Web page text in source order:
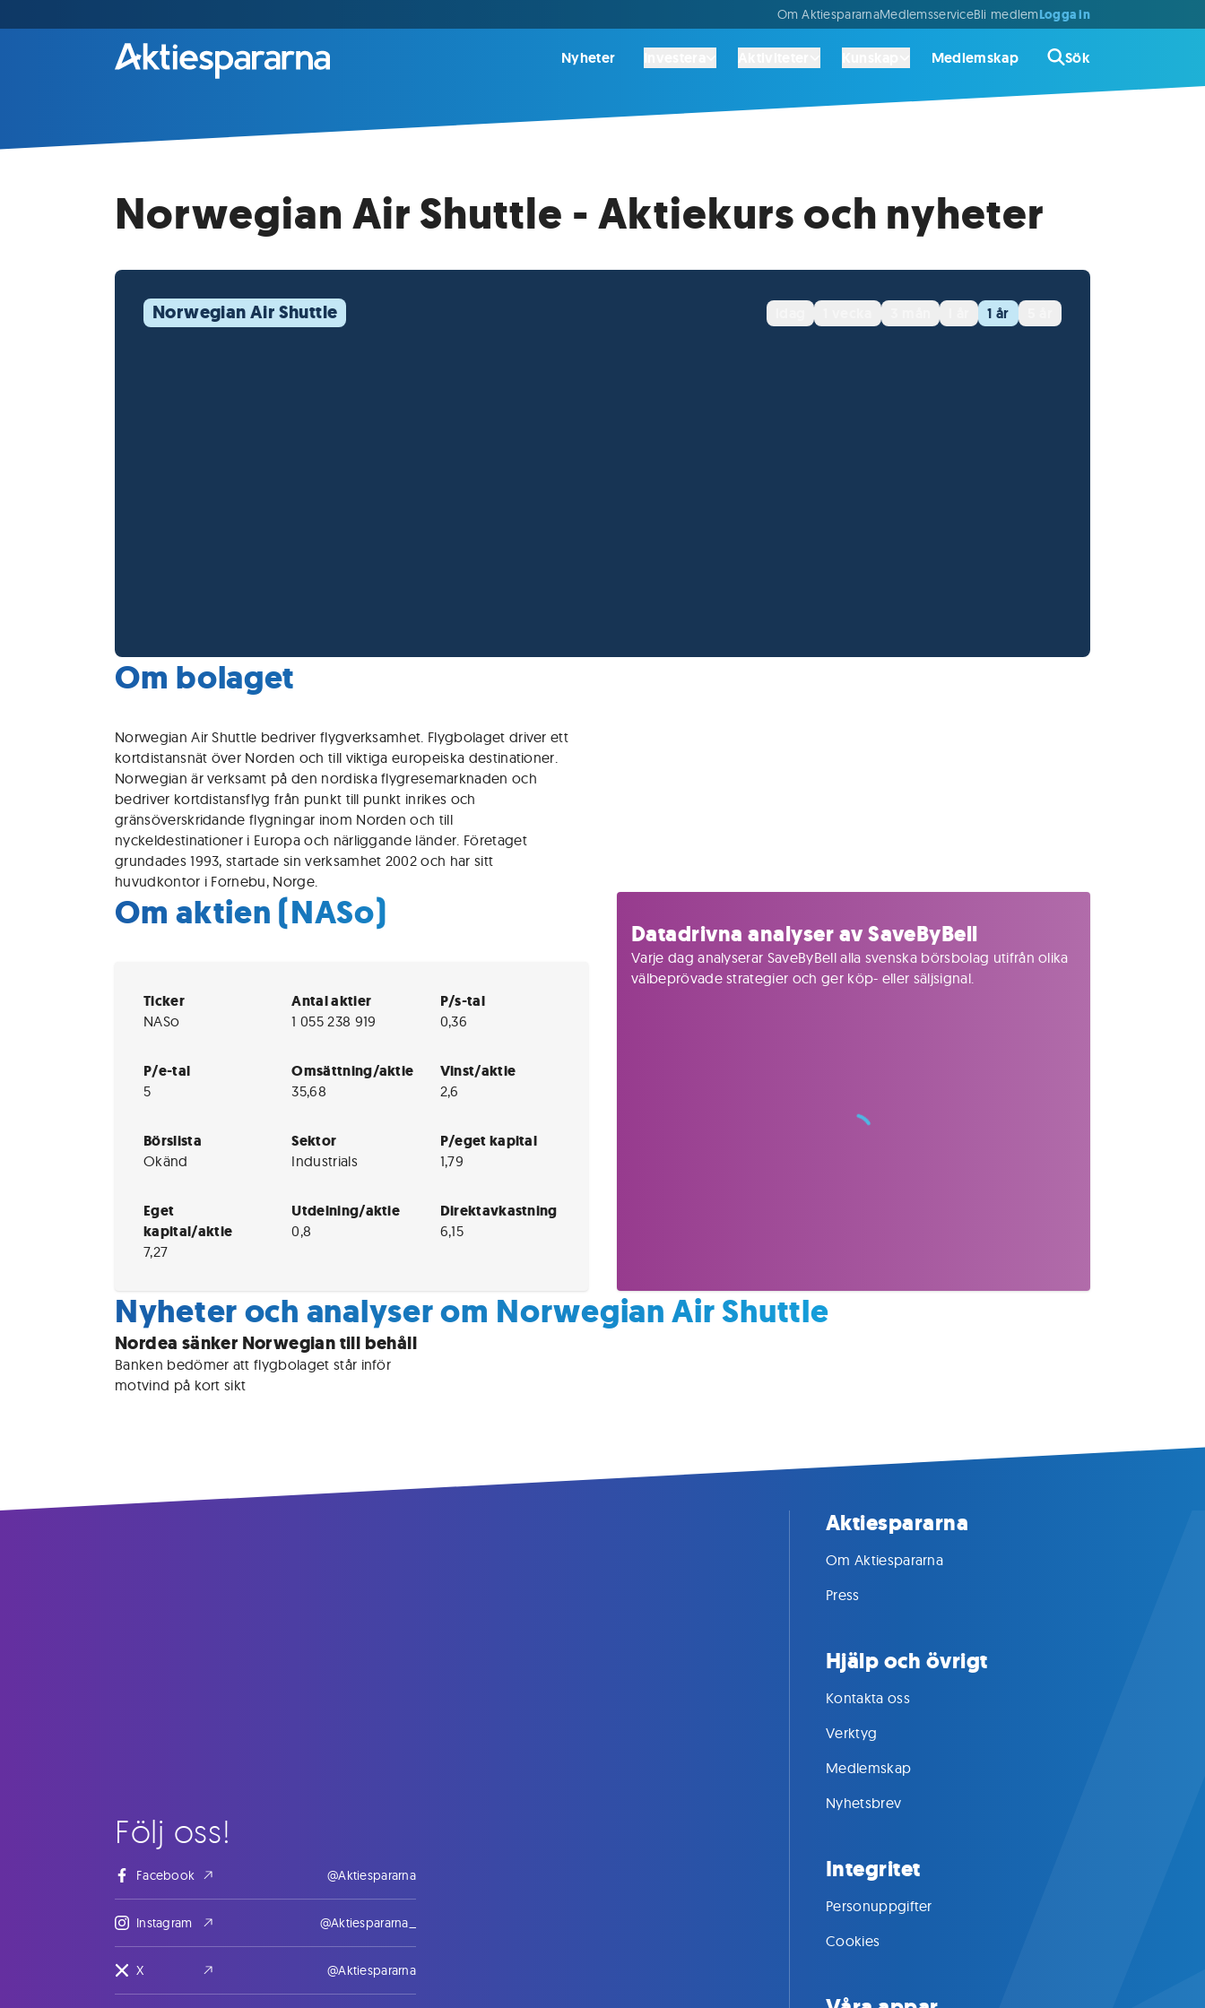
Om AktiespararnaMedlemsserviceBli medlemLogga in
Nyheter Medlemskap Sök
Norwegian Air Shuttle - Aktiekurs och nyheter
Norwegian Air Shuttle 1 år
Om bolaget
Norwegian Air Shuttle bedriver flygverksamhet. Flygbolaget driver ett
kortdistansnät över Norden och till viktiga europeiska destinationer.
Norwegian är verksamt på den nordiska flygresemarknaden och
bedriver kortdistansflyg från punkt till punkt inrikes och
gränsöverskridande flygningar inom Norden och till
nyckeldestinationer i Europa och närliggande länder. Företaget
grundades 1993, startade sin verksamhet 2002 och har sitt
huvudkontor i Fornebu, Norge.
Om aktien (NASo)
Ticker
NASo
Antal aktier
1 055 238 919
P/s-tal
0,36
P/e-tal
5
Omsättning/aktie
35,68
Vinst/aktie
2,6
Börslista
Okänd
Sektor
Industrials
P/eget kapital
1,79
Eget
kapital/aktie
7,27
Utdelning/aktie
0,8
Direktavkastning
6,15
Datadrivna analyser av SaveByBell
Varje dag analyserar SaveByBell alla svenska börsbolag utifrån olika
välbeprövade strategier och ger köp- eller säljsignal.
Nyheter och analyser om Norwegian Air Shuttle
Nordea sänker Norwegian till behåll
Banken bedömer att flygbolaget står inför
motvind på kort sikt
Följ oss!
Facebook @Aktiespararna
Instagram @Aktiespararna_
X @Aktiespararna
Aktiespararna
Om Aktiespararna
Press
Hjälp och övrigt
Kontakta oss
Verktyg
Medlemskap
Nyhetsbrev
Integritet
Personuppgifter
Cookies